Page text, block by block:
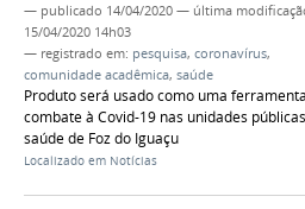
— publicado 14/04/2020 — última
15/04/2020 14h03
— registrado em: pesquisa, coronavírus,
comunidade acadêmica, saúde
Produto será usado como uma
combate à Covid-19 nas unidades
saúde de Foz do Iguaçu
Localizado em Notícias